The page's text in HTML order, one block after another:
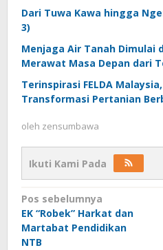
Dari Tuwa Kawa hingga
3)
Menjaga Air Tanah Dimulai
Merawat Masa Depan dari
Terinspirasi FELDA
Transformasi Pertanian
oleh zensumbawa
Ikuti Kami Pada
Navigasi
pos
Pos sebelumnya
EK “Robek” Harkat dan
Martabat Pendidikan
NTB